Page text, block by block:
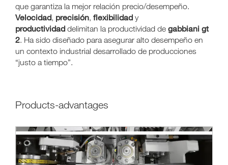
que garantiza la mejor relación precio/desempeño.
Velocidad precisión flexibilidad y
productividad delimitan la productividad de gabbiani gt
2 . Ha sido diseñado para asegurar alto desempeño en
un contexto industrial desarrollado de producciones
“justo a tiempo”.
products-advantages